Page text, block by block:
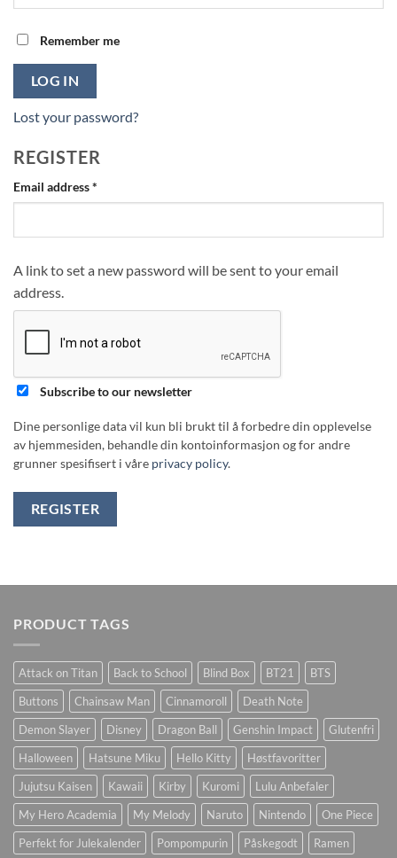
Remember me
LOG IN
Lost your password?
REGISTER
Email address*
A link to set a new password will be sent to your email
address.
Subscribe to our newsletter
Dine personlige data vil kun bli brukt til å forbedre din opplevelse
av hjemmesiden, behandle din kontoinformasjon og for andre
grunner spesifisert i våre privacy policy.
REGISTER
PRODUCT TAGS
Attack on Titan Back to School Blind Box BT21
BTS
Buttons
Chainsaw Man Cinnamoroll
Death Note
Demon Slayer
Disney Dragon Ball Genshin Impact
Glutenfri
Halloween
Hatsune Miku Hello Kitty
Høstfavoritter
Jujutsu Kaisen
Kawaii Kirby Kuromi
Lulu Anbefaler
My Hero Academia
My Melody Naruto Nintendo
One Piece
Perfekt for Julekalender
Pompompurin Påskegodt
Ramen